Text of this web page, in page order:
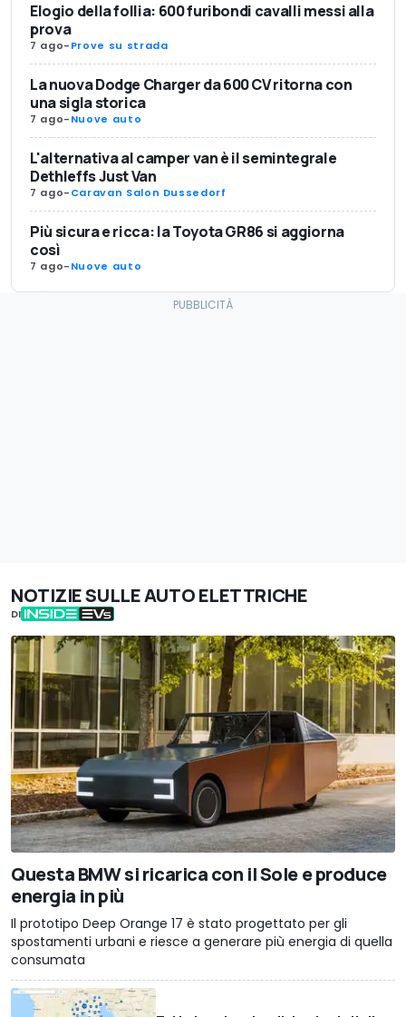
Elogio della follia: 600 furibondi cavalli messi alla
prova
7 ago-Prove su strada
La nuova Dodge Charger da 600 CV ritorna con
una sigla storica
7 ago-Nuove auto
L'alternativa al camper van è il semintegrale
Dethleffs Just Van
7 ago-Caravan Salon Dussedorf
Più sicura e ricca: la Toyota GR86 si aggiorna
così
7 ago-Nuove auto
NOTIZIE SULLE AUTO ELETTRICHE
DI
Questa BMW si ricarica con il Sole e produce
energia in più
Il prototipo Deep Orange 17 è stato progettato per gli
spostamenti urbani e riesce a generare più energia di quella
consumata